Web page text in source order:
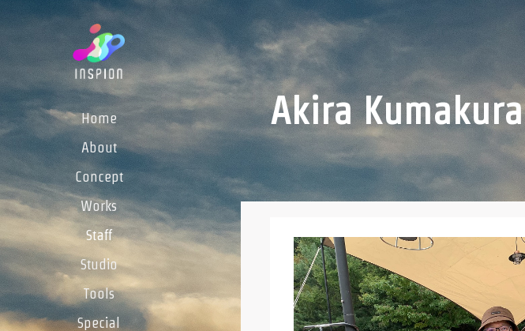
Home
About
Concept
Works
Staff
Studio
Tools
Special
Akira Kumakura